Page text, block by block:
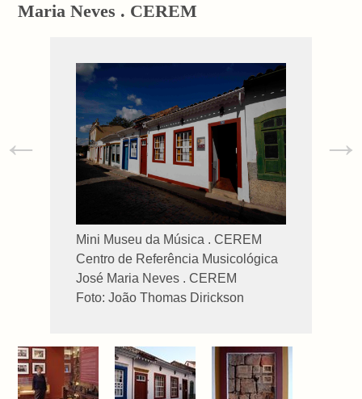
Maria Neves . CEREM
Mini Museu da Música . CEREM
Centro de Referência Musicológica
José Maria Neves . CEREM
Foto: João Thomas Dirickson
← →